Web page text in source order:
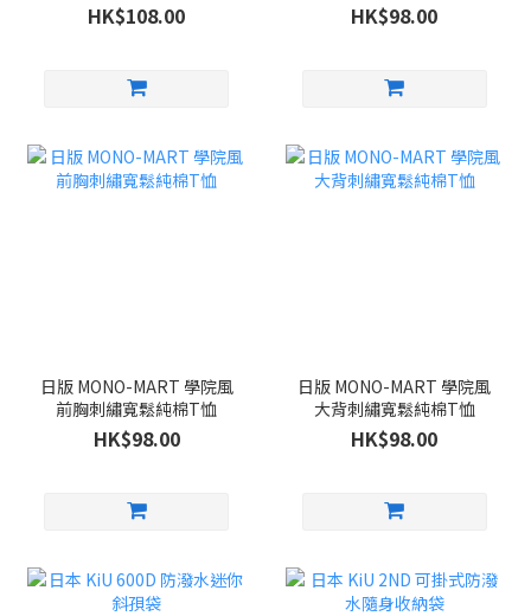
HK$108.00 HK$98.00
日版 MONO-MART 學院風
前胸刺繡寬鬆純棉T恤
HK$98.00
日版 MONO-MART 學院風
大背刺繡寬鬆純棉T恤
HK$98.00